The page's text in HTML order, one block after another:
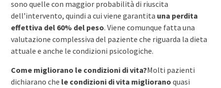
sono quelle con maggior probabilità di riuscita
dell’intervento, quindi a cui viene garantita una perdita
effettiva del 60% del peso. Viene comunque fatta una
valutazione complessiva del paziente che riguarda la dieta
attuale e anche le condizioni psicologiche.
Come migliorano le condizioni di vita?Molti pazienti
dichiarano che le condizioni di vita migliorano quasi